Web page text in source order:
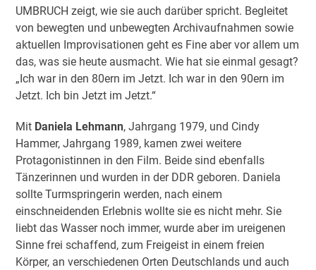
UMBRUCH zeigt, wie sie auch darüber spricht. Begleitet
von bewegten und unbewegten Archivaufnahmen sowie
aktuellen Improvisationen geht es Fine aber vor allem um
das, was sie heute ausmacht. Wie hat sie einmal gesagt?
„Ich war in den 80ern im Jetzt. Ich war in den 90ern im
Jetzt. Ich bin Jetzt im Jetzt.“
Mit Daniela Lehmann, Jahrgang 1979, und Cindy
Hammer, Jahrgang 1989, kamen zwei weitere
Protagonistinnen in den Film. Beide sind ebenfalls
Tänzerinnen und wurden in der DDR geboren. Daniela
sollte Turmspringerin werden, nach einem
einschneidenden Erlebnis wollte sie es nicht mehr. Sie
liebt das Wasser noch immer, wurde aber im ureigenen
Sinne frei schaffend, zum Freigeist in einem freien
Körper, an verschiedenen Orten Deutschlands und auch